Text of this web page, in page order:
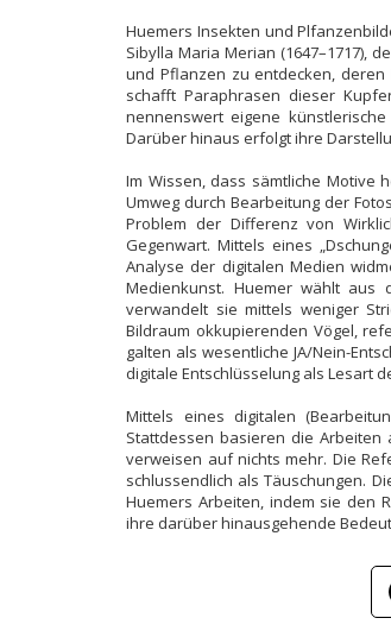
Huemers Insekten und
Sibylla Maria Merian (1647–1717),
und Pflanzen zu entdecken,
schafft Paraphrasen dieser
nennenswert eigene
Darüber hinaus erfolgt ihre
Im Wissen, dass sämtliche Motive
Umweg durch Bearbeitung der
Problem der Differenz von
Gegenwart. Mittels eines
Analyse der digitalen Medien
Medienkunst. Huemer wählt aus
verwandelt sie mittels weniger
Bildraum okkupierenden Vögel,
galten als wesentliche JA/Nein-
digitale Entschlüsselung als Lesart
Mittels eines digitalen
Stattdessen basieren die
verweisen auf nichts mehr. Die
schlussendlich als Täuschungen.
Huemers Arbeiten, indem sie den
ihre darüber hinausgehende